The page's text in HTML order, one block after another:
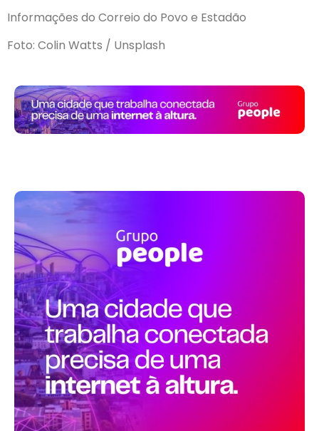
Informações do Correio do Povo e Estadão
Foto: Colin Watts / Unsplash